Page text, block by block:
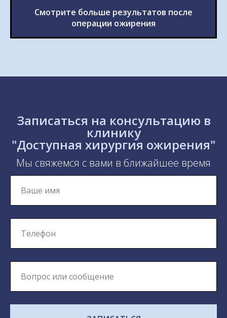
Здравствуйте, Андрей Владимирович!
Прошло три года после операции.
Было 140 кг, стало 85!!!